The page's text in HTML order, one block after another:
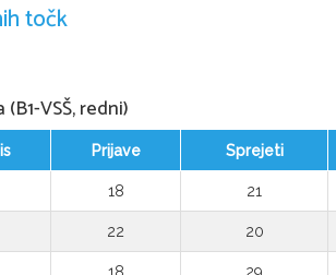
točk
VSŠ, redni)
Prijave Sprejeti
18 21
22 20
18 29